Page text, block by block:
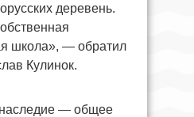
деревень.
школа», — обратил
Кулинок.
— общее